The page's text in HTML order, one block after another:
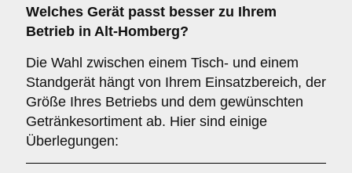
Welches Gerät passt besser zu Ihrem
Betrieb in Alt-Homberg?
Die Wahl zwischen einem Tisch- und einem
Standgerät hängt von Ihrem Einsatzbereich, der
Größe Ihres Betriebs und dem gewünschten
Getränkesortiment ab. Hier sind einige
Überlegungen: